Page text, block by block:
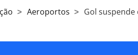
Aeroportos Gol suspende